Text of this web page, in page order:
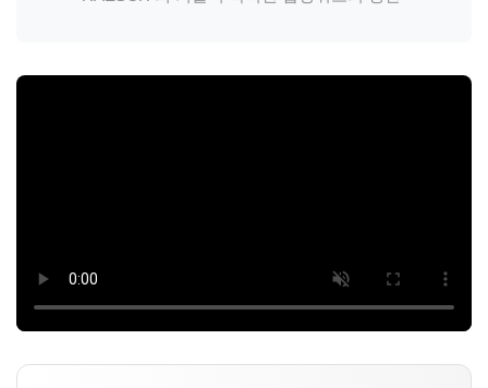
Ljh0302@gmail.com